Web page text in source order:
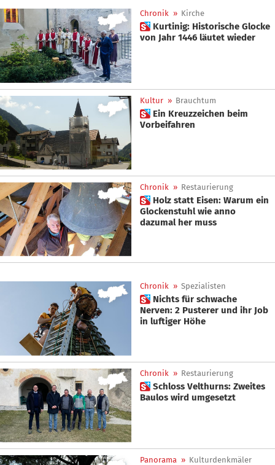
Chronik » Kirche
 Kurtinig: Historische Glocke
von Jahr 1446 läutet wieder
Kultur » Brauchtum
 Ein Kreuzzeichen beim
Vorbeifahren
Chronik » Restaurierung
 Holz statt Eisen: Warum ein
Glockenstuhl wie anno
dazumal her muss
Chronik » Spezialisten
 Nichts für schwache
Nerven: 2 Pusterer und ihr Job
in luftiger Höhe
Chronik » Restaurierung
 Schloss Velthurns: Zweites
Baulos wird umgesetzt
Panorama » Kulturdenkmäler